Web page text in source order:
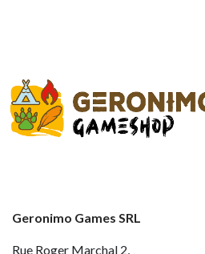
Geronimo Games SRL
Rue Roger Marchal 2,